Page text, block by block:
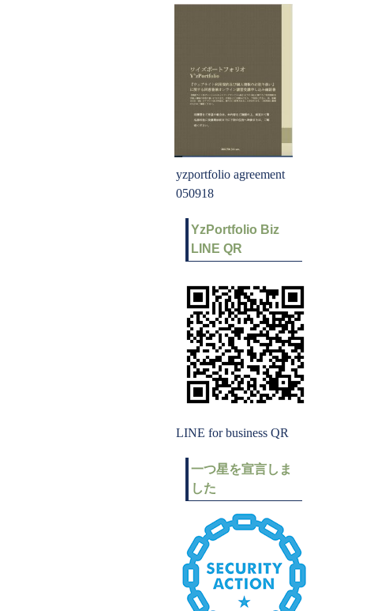
yzportfolio agreement
050918
YzPortfolio Biz
LINE QR
LINE for business QR
一つ星を宣言しま
した